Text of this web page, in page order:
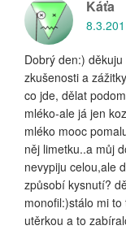
Káťa
Dobrý den:)
zkušenosti a
co jde, dělat
mléko-ale já jen
mléko mooc
něj limetku..a můj
nevypiju celou,ale
způsobí kysnutí?
monofil:)stálo mi
utěrkou a to